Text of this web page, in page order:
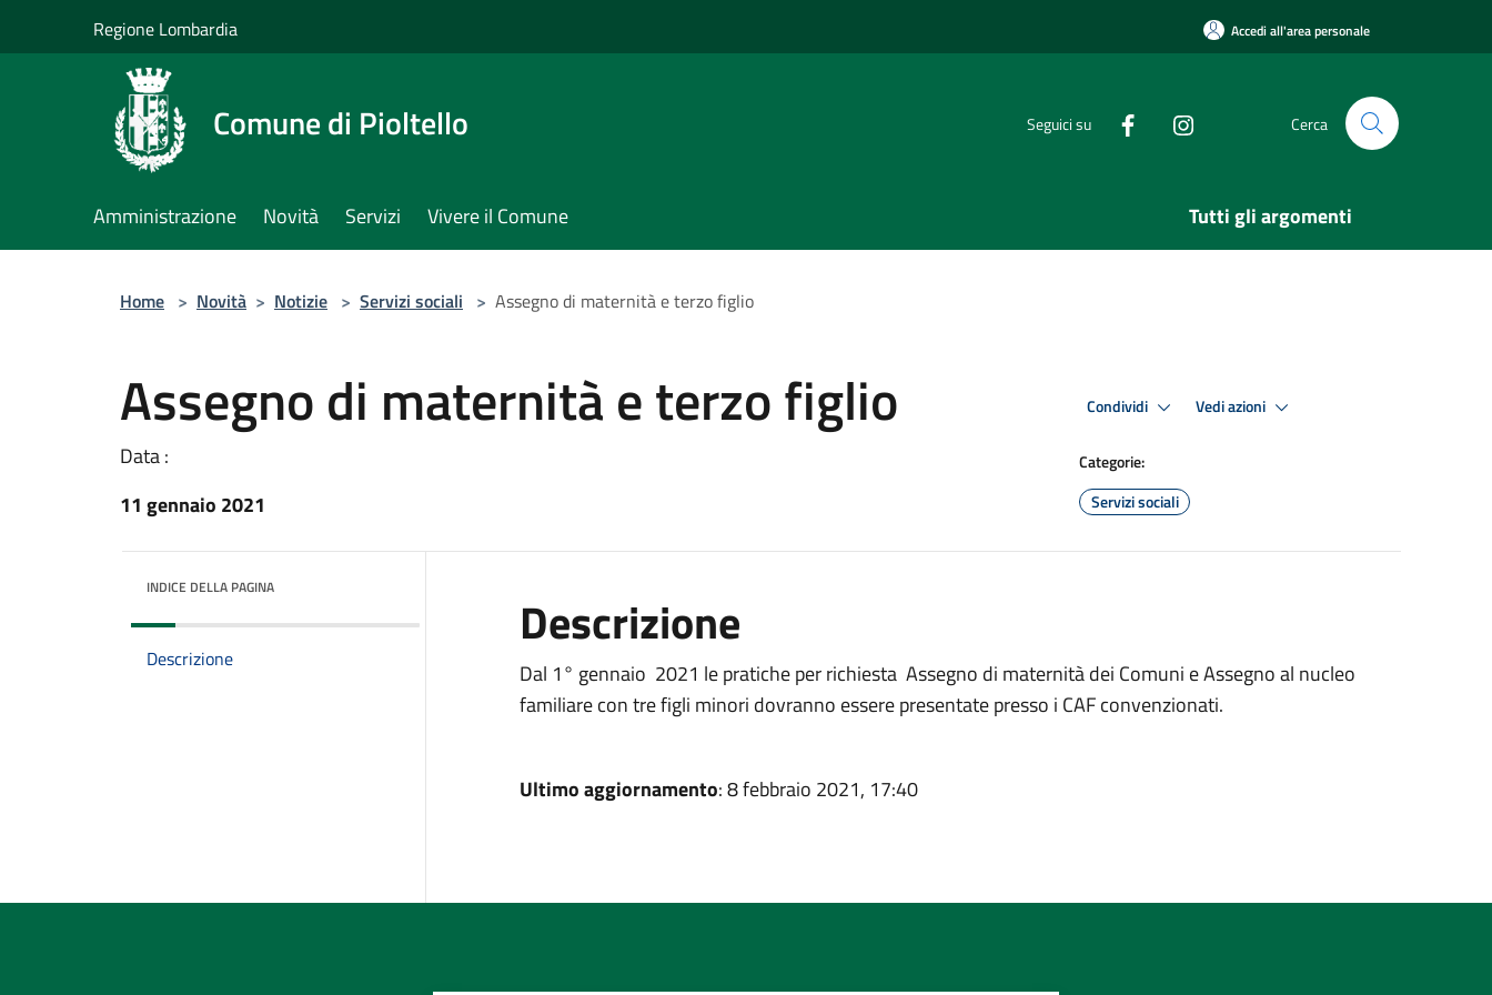
Regione Lombardia Accedi all'area personale
Comune di Pioltello Seguici su Cerca
Amministrazione Novità Servizi Vivere il Comune Tutti gli argomenti
Home > Novità > Notizie > Servizi sociali > Assegno di maternità e terzo figlio
Assegno di maternità e terzo figlio
Data :
11 gennaio 2021
Condividi Vedi azioni
Categorie:
Servizi sociali
INDICE DELLA PAGINA
Descrizione
Descrizione
Dal 1° gennaio 2021 le pratiche per richiesta Assegno di maternità dei Comuni e Assegno al nucleo
familiare con tre figli minori dovranno essere presentate presso i CAF convenzionati.
Ultimo aggiornamento: 8 febbraio 2021, 17:40